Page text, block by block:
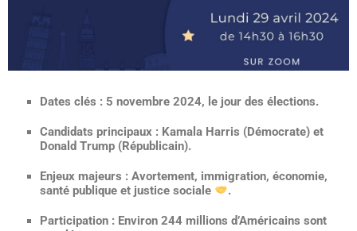
Dates clés : 5 novembre 2024, le jour des élections.
Candidats principaux : Kamala Harris (Démocrate) et
Donald Trump (Républicain).
Enjeux majeurs : Avortement, immigration, économie,
santé publique et justice sociale
.
Participation : Environ 244 millions d’Américains sont